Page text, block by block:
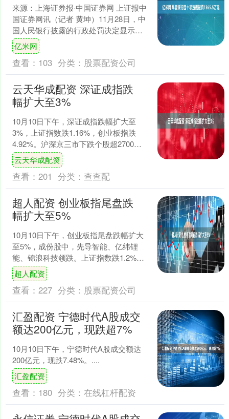
来源：上海证券报·中国证券网 上证报中
国证券网讯（记者 黄坤）11月28日，中
国人民银行披露的行政处罚决定显示，
华夏银行存在十类违法行为，包括违反
账户管理规定、....
亿米网
查看： 103 分类： 股票配资公司
云天华成配资 深证成指跌
幅扩大至3%
10月10日下午，深证成指跌幅扩大至
3%，上证指数跌1.16%，创业板指跌
4.92%。沪深京三市下跌个股超2700
只。....
云天华成配资
查看： 201 分类： 查查配
超人配资 创业板指尾盘跌
幅扩大至5%
10月10日下午，创业板指尾盘跌幅扩大
至5%，成份股中，先导智能、亿纬锂
能、锦浪科技领跌。上证指数跌1.2%，
深证成指跌3.06%。....
超人配资
查看： 227 分类： 股票配资公司
汇盈配资 宁德时代A股成交
额达200亿元，现跌超7%
10月10日下午，宁德时代A股成交额达
200亿元，现跌7.48%。....
汇盈配资
查看： 180 分类： 在线杠杆配资